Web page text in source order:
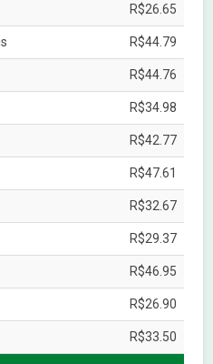
R$26.65
R$44.79
R$44.76
R$34.98
R$42.77
R$47.61
R$32.67
R$29.37
R$46.95
R$26.90
R$33.50